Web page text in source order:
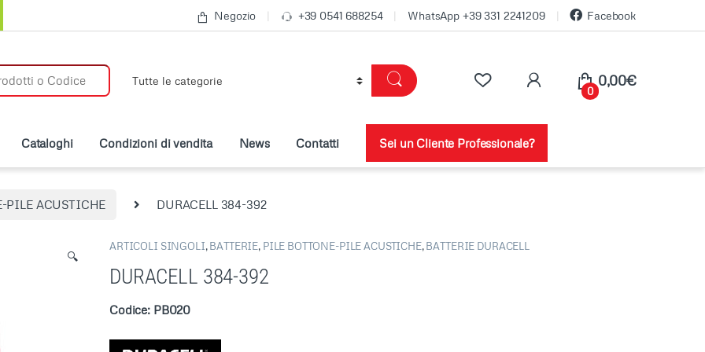
Negozio +39 0541 688254 WhatsApp +39 331 2241209 Facebook
0
0,00€
Cataloghi Condizioni di vendita News Contatti Sei un Cliente Professionale?
PILE ACUSTICHE DURACELL 384-392
🔍
ARTICOLI SINGOLI,BATTERIE, PILE BOTTONE-PILE ACUSTICHE,BATTERIE DURACELL
DURACELL 384-392
Codice: PB020